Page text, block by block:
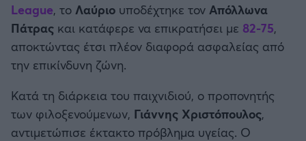
Ρεάλ Μαδρίτης
Ατλέτικο Μαδρίτης
Μάντσεστερ Σίτι
EUROBASKET 2025
Προκριματικά MUNDOBASKET
Παγκόσμιο Κύπελλο
EUROBASKET Γυναικών 2025
League, το Λαύριο υποδέχτηκε τον Απόλλωνα
Πάτρας και κατάφερε να επικρατήσει με 82-75,
αποκτώντας έτσι πλέον διαφορά ασφαλείας από
την επικίνδυνη ζώνη.
Κατά τη διάρκεια του παιχνιδιού, ο προπονητής
των φιλοξενούμενων, Γιάννης Χριστόπουλος,
αντιμετώπισε έκτακτο πρόβλημα υγείας. Ο